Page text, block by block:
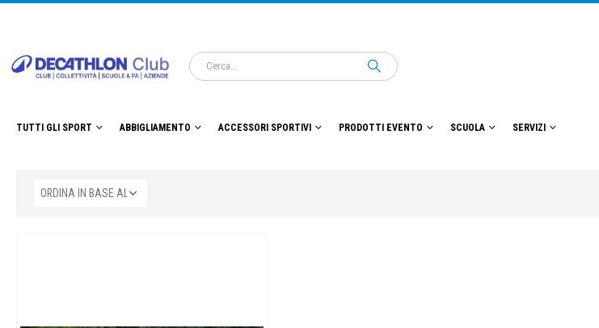
TUTTI GLI SPORT ABBIGLIAMENTO ACCESSORI SPORTIVI PRODOTTI EVENTO SCUOLA SERVIZI